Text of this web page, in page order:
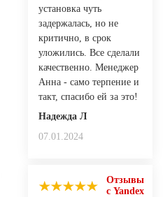
установка чуть
задержалась, но не
критично, в срок
уложились. Все сделали
качественно. Менеджер
Анна - само терпение и
такт, спасибо ей за это!
Надежда Л
07.01.2024
Отзывы
с Yandex